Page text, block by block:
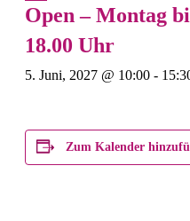
Open – Montag
18.00 Uhr
5. Juni, 2027 @ 10:00 -
Zum Kalender